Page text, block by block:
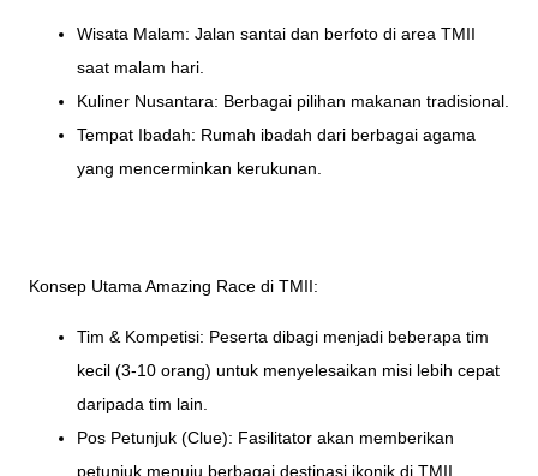
Wisata Malam: Jalan santai dan berfoto di area TMII
saat malam hari.
Kuliner Nusantara: Berbagai pilihan makanan tradisional.
Tempat Ibadah: Rumah ibadah dari berbagai agama
yang mencerminkan kerukunan.
Konsep Utama Amazing Race di TMII:
Tim & Kompetisi: Peserta dibagi menjadi beberapa tim
kecil (3-10 orang) untuk menyelesaikan misi lebih cepat
daripada tim lain.
Pos Petunjuk (Clue): Fasilitator akan memberikan
petunjuk menuju berbagai destinasi ikonik di TMII